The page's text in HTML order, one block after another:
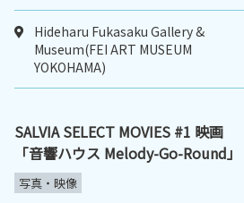
Hideharu Fukasaku Gallery &
Museum(FEI ART MUSEUM
YOKOHAMA)
SALVIA SELECT MOVIES #1 映画
「音響ハウス Melody-Go-Round」
写真・映像